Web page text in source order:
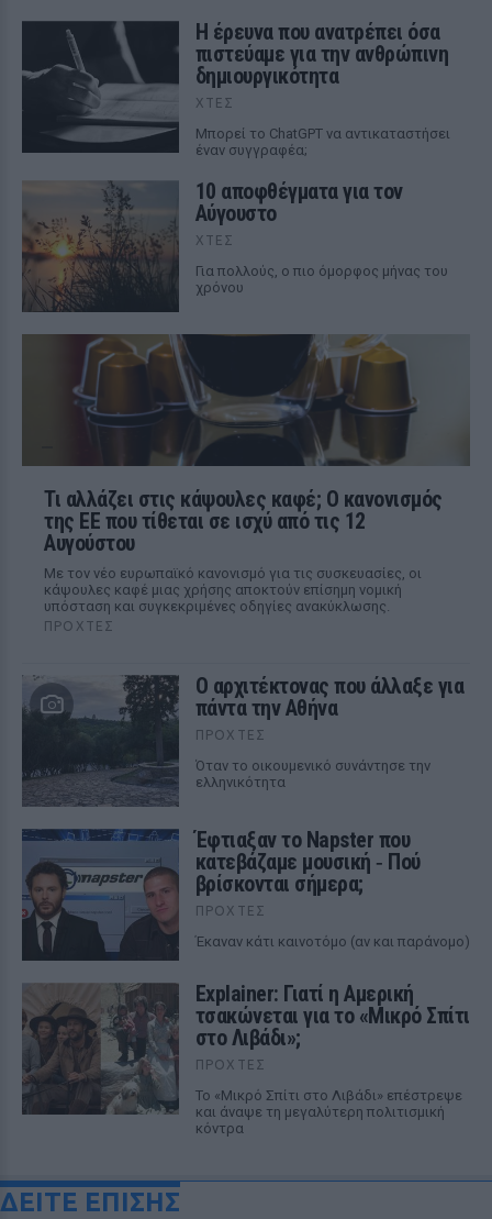
Η έρευνα που ανατρέπει όσα
πιστεύαμε για την ανθρώπινη
δημιουργικότητα
ΧΤΕΣ
Mπορεί το ChatGPT να αντικαταστήσει
έναν συγγραφέα;
10 αποφθέγματα για τον
Αύγουστο
ΧΤΕΣ
Για πολλούς, ο πιο όμορφος μήνας του
χρόνου
Τι αλλάζει στις κάψουλες καφέ; Ο κανονισμός
της ΕΕ που τίθεται σε ισχύ από τις 12
Αυγούστου
Με τον νέο ευρωπαϊκό κανονισμό για τις συσκευασίες, οι
κάψουλες καφέ μιας χρήσης αποκτούν επίσημη νομική
υπόσταση και συγκεκριμένες οδηγίες ανακύκλωσης.
ΠΡΟΧΤΈΣ
Ο αρχιτέκτονας που άλλαξε για
πάντα την Αθήνα
ΠΡΟΧΤΈΣ
Όταν το οικουμενικό συνάντησε την
ελληνικότητα
Έφτιαξαν το Napster που
κατεβάζαμε μουσική ‑ Πού
βρίσκονται σήμερα;
ΠΡΟΧΤΈΣ
Έκαναν κάτι καινοτόμο (αν και παράνομο)
Explainer: Γιατί η Αμερική
τσακώνεται για το «Μικρό Σπίτι
στο Λιβάδι»;
ΠΡΟΧΤΈΣ
Το «Μικρό Σπίτι στο Λιβάδι» επέστρεψε
και άναψε τη μεγαλύτερη πολιτισμική
κόντρα
ΔΕΙΤΕ ΕΠΙΣΗΣ